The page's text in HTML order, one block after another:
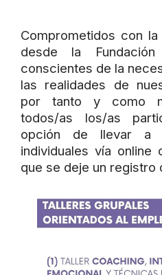
Comprometidos con
desde la
conscientes de la
las realidades de
por tanto y como
todos/as los/as
opción de llevar a
individuales vía online
que se deje un registro